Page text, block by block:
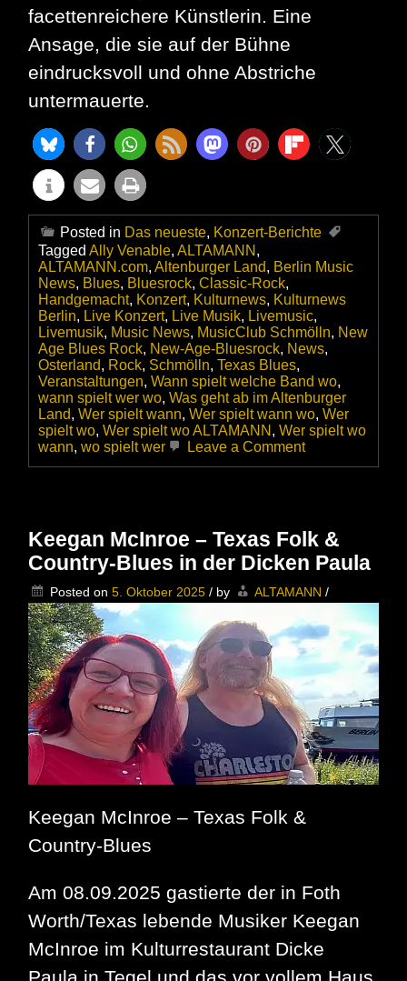
facettenreichere Künstlerin. Eine
Ansage, die sie auf der Bühne
eindrucksvoll und ohne Abstriche
untermauerte.
Posted in Das neueste, Konzert-Berichte
Tagged Ally Venable, ALTAMANN ,
ALTAMANN.com, Altenburger Land, Berlin Music
News, Blues, Bluesrock, Classic-Rock,
Handgemacht, Konzert, Kulturnews, Kulturnews
Berlin, Live Konzert, Live Musik, Livemusic,
Livemusik, Music News, MusicClub Schmölln, New
Age Blues Rock, New-Age-Bluesrock, News,
Osterland, Rock, Schmölln, Texas Blues,
Veranstaltungen, Wann spielt welche Band wo,
wann spielt wer wo, Was geht ab im Altenburger
Land, Wer spielt wann, Wer spielt wann wo, Wer
spielt wo, Wer spielt wo ALTAMANN , Wer spielt wo
wann, wo spielt wer Leave a Commenton
im
MusicClub
Schmölln
Besser
hattest
ein
Ticket
Keegan McInroe – Texas Folk &
Country-Blues in der Dicken Paula
Posted on 5. Oktober 2025 / by ALTAMANN /
Keegan McInroe – Texas Folk &
Country-Blues
Am 08.09.2025 gastierte der in Foth
Worth/Texas lebende Musiker Keegan
McInroe im Kulturrestaurant Dicke